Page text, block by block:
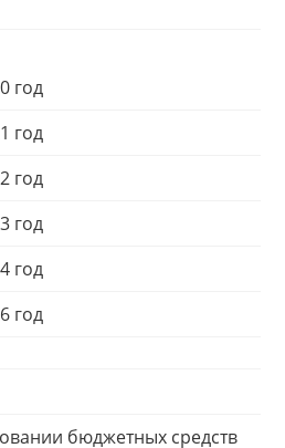
год
год
год
год
год
год
бюджетных средств